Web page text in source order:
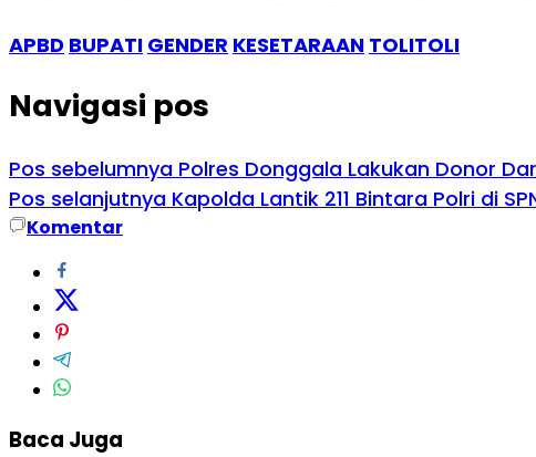
APBD BUPATI GENDER KESETARAAN TOLITOLI
Navigasi pos
Pos sebelumnya Polres Donggala Lakukan Donor
Pos selanjutnya Kapolda Lantik 211 Bintara Polri di
Komentar
Baca Juga